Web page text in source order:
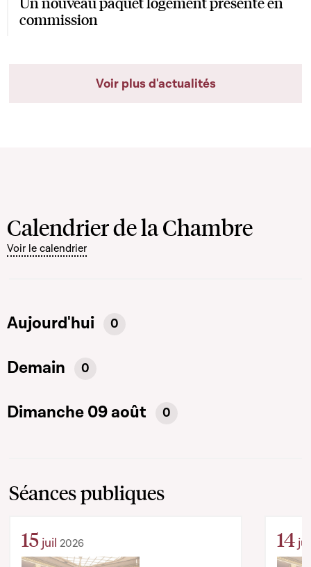
commission
Voir plus d'actualités
Calendrier de la Chambre
Voir le calendrier
Aujourd'hui 0
Demain 0
Dimanche 09 août 0
Séances publiques
15 juil 2026 14